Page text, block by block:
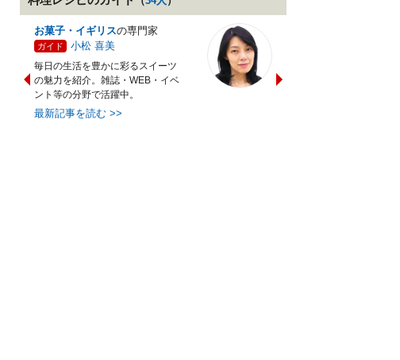
お菓子・イギリスの専門家
ガイド 小松 喜美
毎日の生活を豊かに彩るスイーツ
の魅力を紹介。雑誌・WEB・イベ
ント等の分野で活躍中。
最新記事を読む >>
ターの資格を活かし老舗料亭